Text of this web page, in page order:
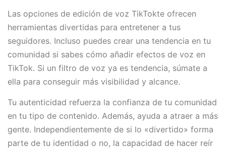
Las opciones de edición de voz TikTokte ofrecen
herramientas divertidas para entretener a tus
seguidores. Incluso puedes crear una tendencia en tu
comunidad si sabes cómo añadir efectos de voz en
TikTok. Si un filtro de voz ya es tendencia, súmate a
ella para conseguir más visibilidad y alcance.
Tu autenticidad refuerza la confianza de tu comunidad
en tu tipo de contenido. Además, ayuda a atraer a más
gente. Independientemente de si lo «divertido» forma
parte de tu identidad o no, la capacidad de hacer reír